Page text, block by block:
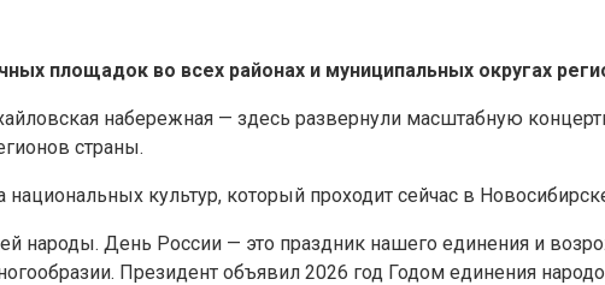
площадок во всех районах и муниципальных округах
набережная — здесь развернули масштабную
страны.
культур, который проходит сейчас в
народы. День России — это праздник нашего единения и
Президент объявил 2026 год Годом единения